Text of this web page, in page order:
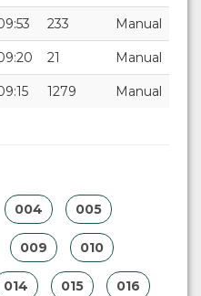
233 Manual
21 Manual
1279 Manual
004 005
009 010
014 015 016